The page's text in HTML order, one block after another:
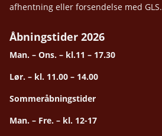
afhentning eller forsendelse med GLS.
Åbningstider 2026
Man. – Ons. – kl.11 – 17.30
Lør. – kl. 11.00 – 14.00
Sommeråbningstider
Man. – Fre. – kl. 12-17